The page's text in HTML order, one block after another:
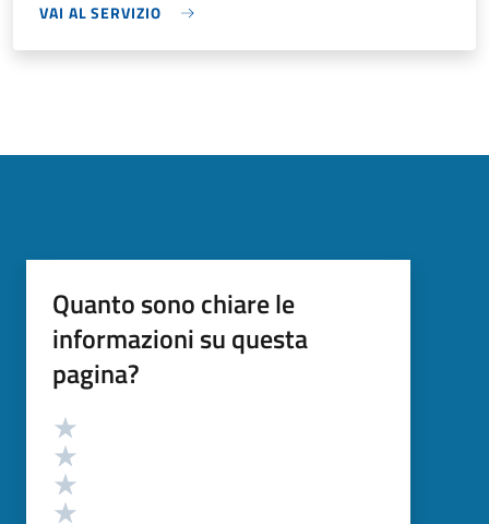
VAI AL SERVIZIO
Quanto sono chiare le
informazioni su questa
pagina?
Valutazione